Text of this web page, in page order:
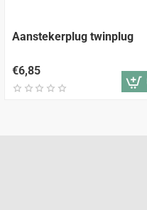
Aanstekerplug twinplug
€6,85